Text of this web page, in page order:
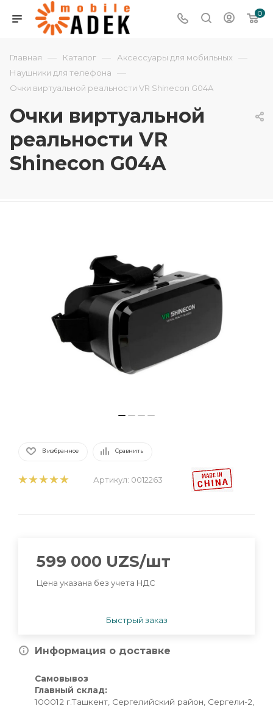
0
Главная — Каталог — Аксессуары для мобильных —
Наушники для телефона —
Очки виртуальной реальности VR Shinecon G04A
Очки виртуальной
реальности VR
Shinecon G04A
В избранное Сравнить
Артикул: 0012263
599 000 UZS/шт
Цена указана без учета НДС
Быстрый заказ
Информация о доставке
Самовывоз
Главный склад:
100012 г.Ташкент, Сергелийский район, Сергели-2,